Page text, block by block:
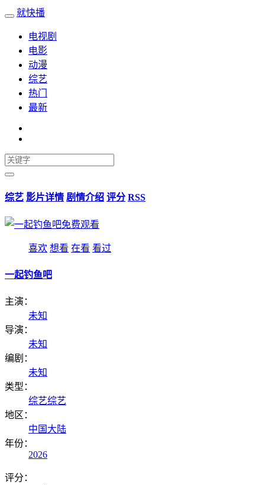
就快播
电视剧
电影
动漫
综艺
热门
最新
综艺 影片详情 剧情介绍 评分 RSS
喜欢 想看 在看 看过
一起钓鱼吧
主演：
未知
导演：
未知
编剧：
未知
类型：
综艺综艺
地区：
中国大陆
年份：
2026
评分：